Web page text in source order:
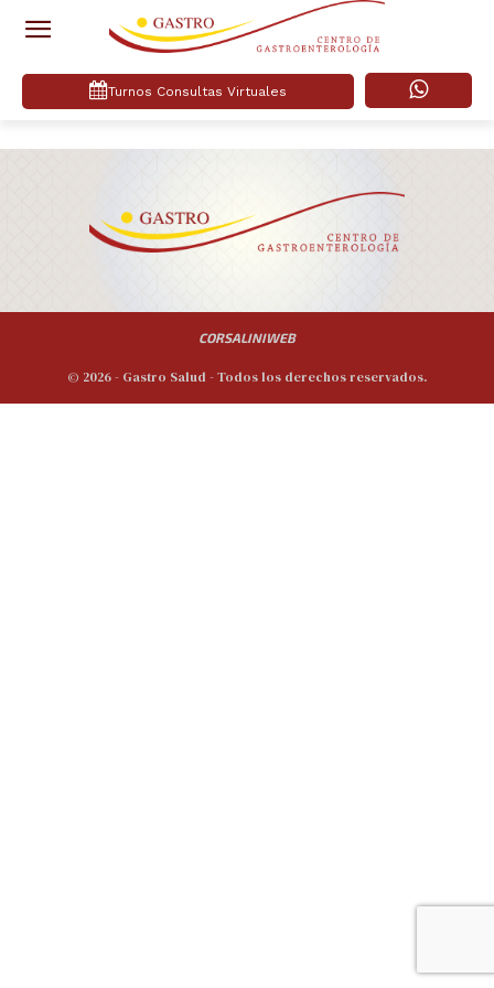
Turnos Consultas Virtuales
CORSALINIWEB
© 2026 - Gastro Salud - Todos los derechos reservados.